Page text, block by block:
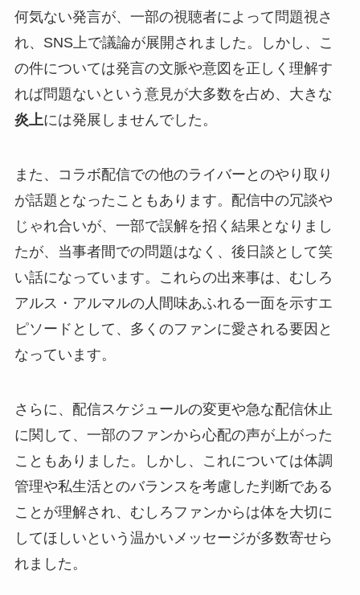
何気ない発言が、一部の視聴者によって問題視さ
れ、SNS上で議論が展開されました。しかし、こ
の件については発言の文脈や意図を正しく理解す
れば問題ないという意見が大多数を占め、大きな
炎上には発展しませんでした。
また、コラボ配信での他のライバーとのやり取り
が話題となったこともあります。配信中の冗談や
じゃれ合いが、一部で誤解を招く結果となりまし
たが、当事者間での問題はなく、後日談として笑
い話になっています。これらの出来事は、むしろ
アルス・アルマルの人間味あふれる一面を示すエ
ピソードとして、多くのファンに愛される要因と
なっています。
さらに、配信スケジュールの変更や急な配信休止
に関して、一部のファンから心配の声が上がった
こともありました。しかし、これについては体調
管理や私生活とのバランスを考慮した判断である
ことが理解され、むしろファンからは体を大切に
してほしいという温かいメッセージが多数寄せら
れました。